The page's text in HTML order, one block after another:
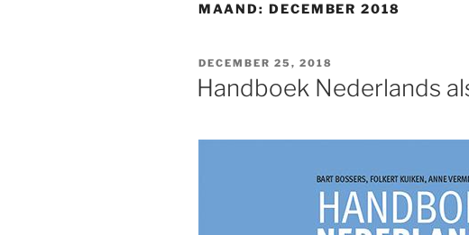
MAAND: DECEMBER 2018
GEPLAATST
OP
DECEMBER 25, 2018
Handboek Nederlands